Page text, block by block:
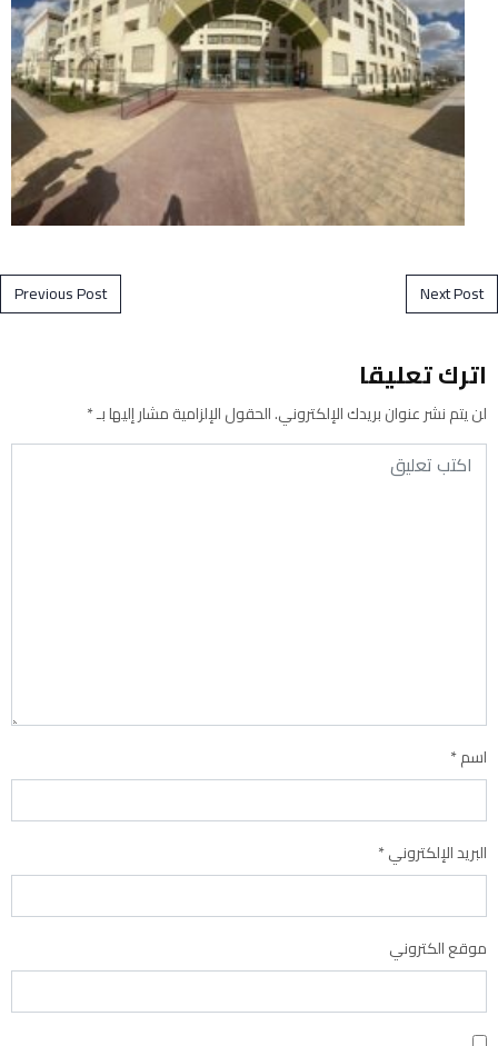
Post navigation
Previous Post Next Post
اترك تعليقا
لن يتم نشر عنوان بريدك الإلكتروني.الحقول الإلزامية مشار إليها بـ*
اسم*
البريد الإلكتروني*
موقع الكتروني